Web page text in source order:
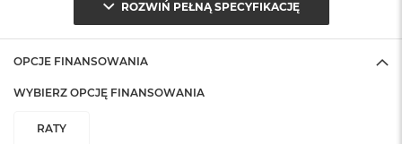
ROZWIŃ PEŁNĄ SPECYFIKACJĘ
OPCJE FINANSOWANIA
WYBIERZ OPCJĘ FINANSOWANIA
RATY